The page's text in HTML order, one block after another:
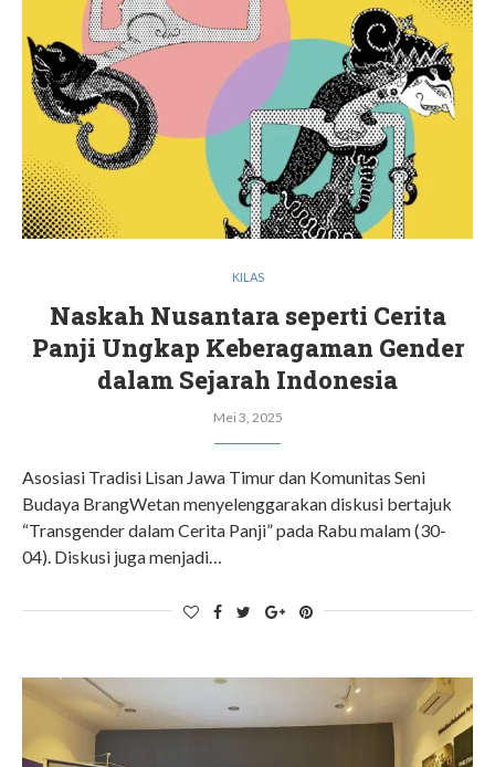
KILAS
Naskah Nusantara seperti Cerita
Panji Ungkap Keberagaman Gender
dalam Sejarah Indonesia
Mei 3, 2025
Asosiasi Tradisi Lisan Jawa Timur dan Komunitas Seni
Budaya BrangWetan menyelenggarakan diskusi bertajuk
“Transgender dalam Cerita Panji” pada Rabu malam (30-
04). Diskusi juga menjadi…